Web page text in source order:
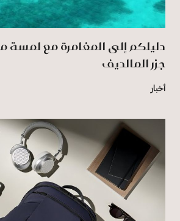
دليلكم إلى المغامرة مع
جزر المالديف
أخبار